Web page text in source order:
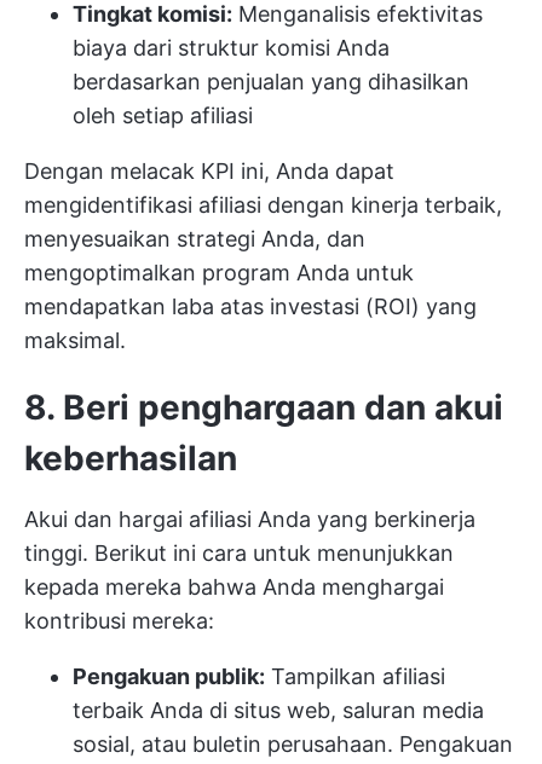
Tingkat komisi: Menganalisis efektivitas
biaya dari struktur komisi Anda
berdasarkan penjualan yang dihasilkan
oleh setiap afiliasi
Dengan melacak KPI ini, Anda dapat
mengidentifikasi afiliasi dengan kinerja terbaik,
menyesuaikan strategi Anda, dan
mengoptimalkan program Anda untuk
mendapatkan laba atas investasi (ROI) yang
maksimal.
8. Beri penghargaan dan akui
keberhasilan
Akui dan hargai afiliasi Anda yang berkinerja
tinggi. Berikut ini cara untuk menunjukkan
kepada mereka bahwa Anda menghargai
kontribusi mereka:
Pengakuan publik: Tampilkan afiliasi
terbaik Anda di situs web, saluran media
sosial, atau buletin perusahaan. Pengakuan